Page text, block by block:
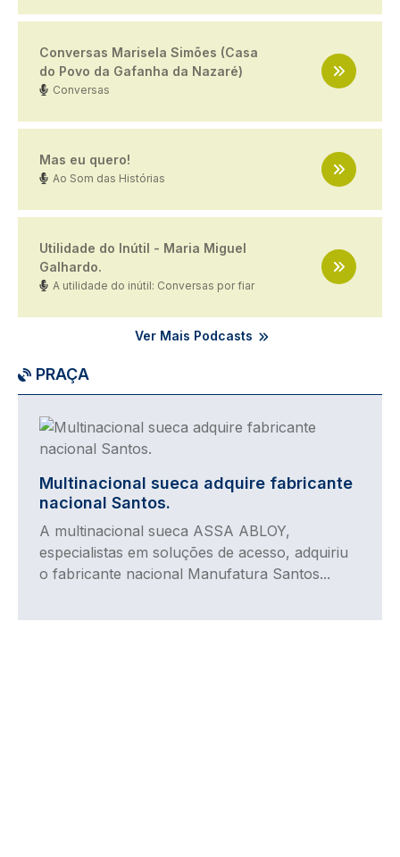
Conversas Marisela Simões (Casa
do Povo da Gafanha da Nazaré)
Conversas
Mas eu quero!
Ao Som das Histórias
Utilidade do Inútil - Maria Miguel
Galhardo.
A utilidade do inútil: Conversas por fiar
Ver Mais Podcasts
PRAÇA
Imagem
Multinacional sueca adquire fabricante
nacional Santos.
A multinacional sueca ASSA ABLOY,
especialistas em soluções de acesso, adquiriu
o fabricante nacional Manufatura Santos...